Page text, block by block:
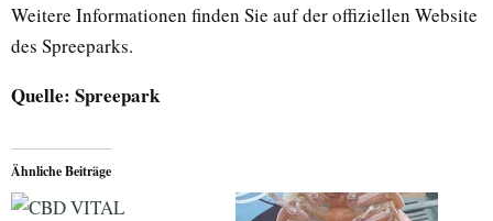
Weitere Informationen finden Sie auf der offiziellen Website
des Spreeparks.
Quelle: Spreepark
Ähnliche Beiträge